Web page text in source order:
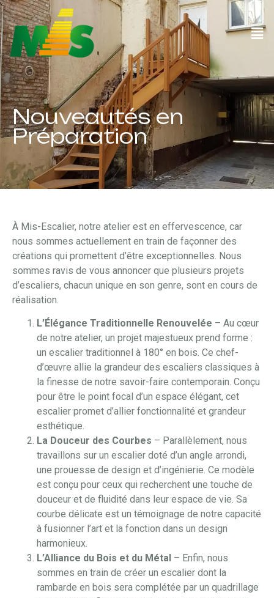
Nouveautés en
Préparation
À Mis-Escalier, notre atelier est en effervescence, car
nous sommes actuellement en train de façonner des
créations qui promettent d’être exceptionnelles. Nous
sommes ravis de vous annoncer que plusieurs projets
d’escaliers, chacun unique en son genre, sont en cours de
réalisation.
L’Élégance Traditionnelle Renouvelée – Au cœur
de notre atelier, un projet majestueux prend forme :
un escalier traditionnel à 180° en bois. Ce chef-
d’œuvre allie la grandeur des escaliers classiques à
la finesse de notre savoir-faire contemporain. Conçu
pour être le point focal d’un espace élégant, cet
escalier promet d’allier fonctionnalité et grandeur
esthétique.
La Douceur des Courbes – Parallèlement, nous
travaillons sur un escalier doté d’un angle arrondi,
une prouesse de design et d’ingénierie. Ce modèle
est conçu pour ceux qui recherchent une touche de
douceur et de fluidité dans leur espace de vie. Sa
courbe délicate est un témoignage de notre capacité
à fusionner l’art et la fonction dans un design
harmonieux.
L’Alliance du Bois et du Métal – Enfin, nous
sommes en train de créer un escalier dont la
rambarde en bois sera complétée par un quadrillage